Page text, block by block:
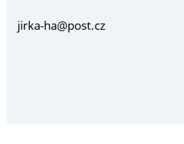
jirka-ha@post.cz